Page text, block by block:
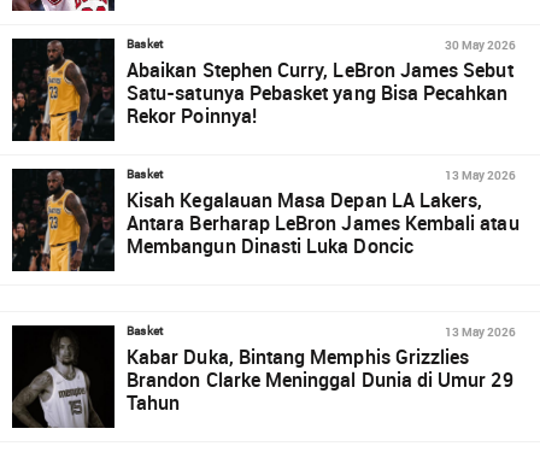
Basket 30 May 2026
Abaikan Stephen Curry, LeBron James Sebut
Satu-satunya Pebasket yang Bisa Pecahkan
Rekor Poinnya!
Basket 13 May 2026
Kisah Kegalauan Masa Depan LA Lakers,
Antara Berharap LeBron James Kembali atau
Membangun Dinasti Luka Doncic
Basket 13 May 2026
Kabar Duka, Bintang Memphis Grizzlies
Brandon Clarke Meninggal Dunia di Umur 29
Tahun